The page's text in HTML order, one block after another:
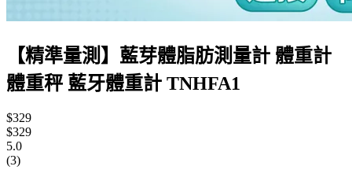
【精準量測】藍芽體脂肪測量計 體重計
體重秤 藍牙體重計 TNHFA1
$329
$329
5.0
(3)